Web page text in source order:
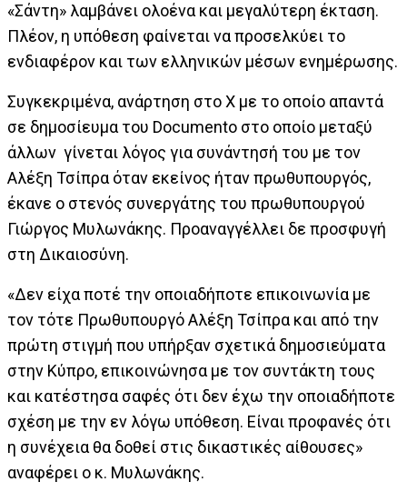
«Σάντη» λαμβάνει ολοένα και μεγαλύτερη έκταση.
Πλέον, η υπόθεση φαίνεται να προσελκύει το
ενδιαφέρον και των ελληνικών μέσων ενημέρωσης.
Συγκεκριμένα, ανάρτηση στο X με το οποίο απαντά
σε δημοσίευμα του Documento στο οποίο μεταξύ
άλλων γίνεται λόγος για συνάντησή του με τον
Αλέξη Τσίπρα όταν εκείνος ήταν πρωθυπουργός,
έκανε ο στενός συνεργάτης του πρωθυπουργού
Γιώργος Μυλωνάκης. Προαναγγέλλει δε προσφυγή
στη Δικαιοσύνη.
«Δεν είχα ποτέ την οποιαδήποτε επικοινωνία με
τον τότε Πρωθυπουργό Αλέξη Τσίπρα και από την
πρώτη στιγμή που υπήρξαν σχετικά δημοσιεύματα
στην Κύπρο, επικοινώνησα με τον συντάκτη τους
και κατέστησα σαφές ότι δεν έχω την οποιαδήποτε
σχέση με την εν λόγω υπόθεση. Είναι προφανές ότι
η συνέχεια θα δοθεί στις δικαστικές αίθουσες»
αναφέρει ο κ. Μυλωνάκης.